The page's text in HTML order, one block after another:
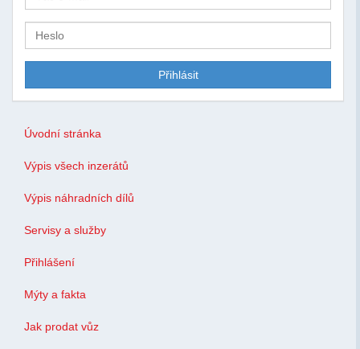
Úvodní stránka
Výpis všech inzerátů
Výpis náhradních dílů
Servisy a služby
Přihlášení
Mýty a fakta
Jak prodat vůz